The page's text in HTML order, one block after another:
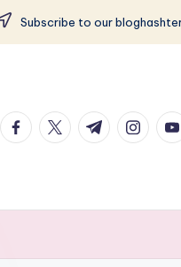
Subscribe to our
facebook.com
twitter.com
t.me